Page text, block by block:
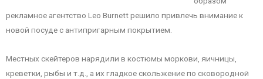
рекламное агентство Leo Burnett решило привлечь внимание к
новой посуде с антипригарным покрытием.
Местных скейтеров нарядили в костюмы моркови, яичницы,
креветки, рыбы и т.д., а их гладкое скольжение по сковородной